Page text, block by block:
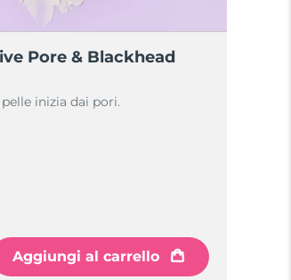
Pore & Blackhead
inizia dai pori.
Aggiungi al carrello